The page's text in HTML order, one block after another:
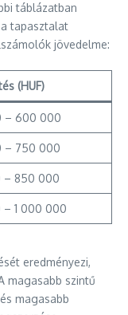
táblázatban
tapasztalat
jövedelme:
(HUF)
– 600 000
– 750 000
– 850 000
1 000 000
eredményezi,
magasabb szintű
magasabb